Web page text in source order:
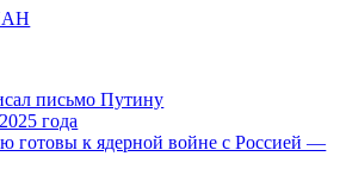
письмо Путину
года
готовы к ядерной войне с Россией —